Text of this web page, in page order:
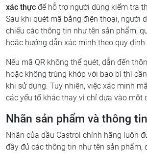
xác thực để hỗ trợ người dùng kiểm tra
Sau khi quét mã bằng điện thoại, người
chiếu các thông tin như tên sản phẩm,
hoặc hướng dẫn xác minh theo quy
Nếu mã QR không thể quét, dẫn đến
hoặc không trùng khớp với bao bì thì
khi sử dụng. Tuy nhiên, việc xác minh
các yếu tố khác thay vì chỉ dựa vào một
Nhãn sản phẩm và thông
Nhãn của dầu Castrol chính hãng luôn
đầy đủ các thông tin như tên sản phẩm,